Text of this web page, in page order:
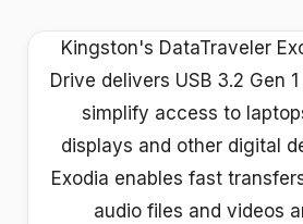
Kingston's DataTraveler
Drive delivers USB 3.2 Gen
simplify access to
displays and other digital
Exodia enables fast
audio files and videos